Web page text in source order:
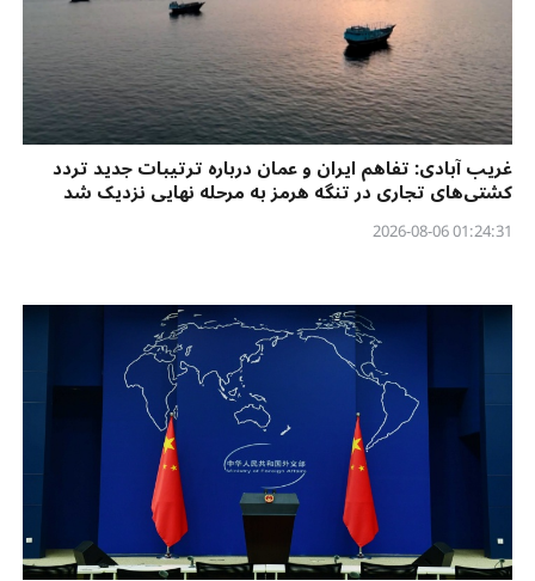
غریب آبادی: تفاهم ایران و عمان درباره ترتیبات جدید تردد
کشتی‌های تجاری در تنگه هرمز به مرحله نهایی نزدیک شد
01:24:31 2026-08-06